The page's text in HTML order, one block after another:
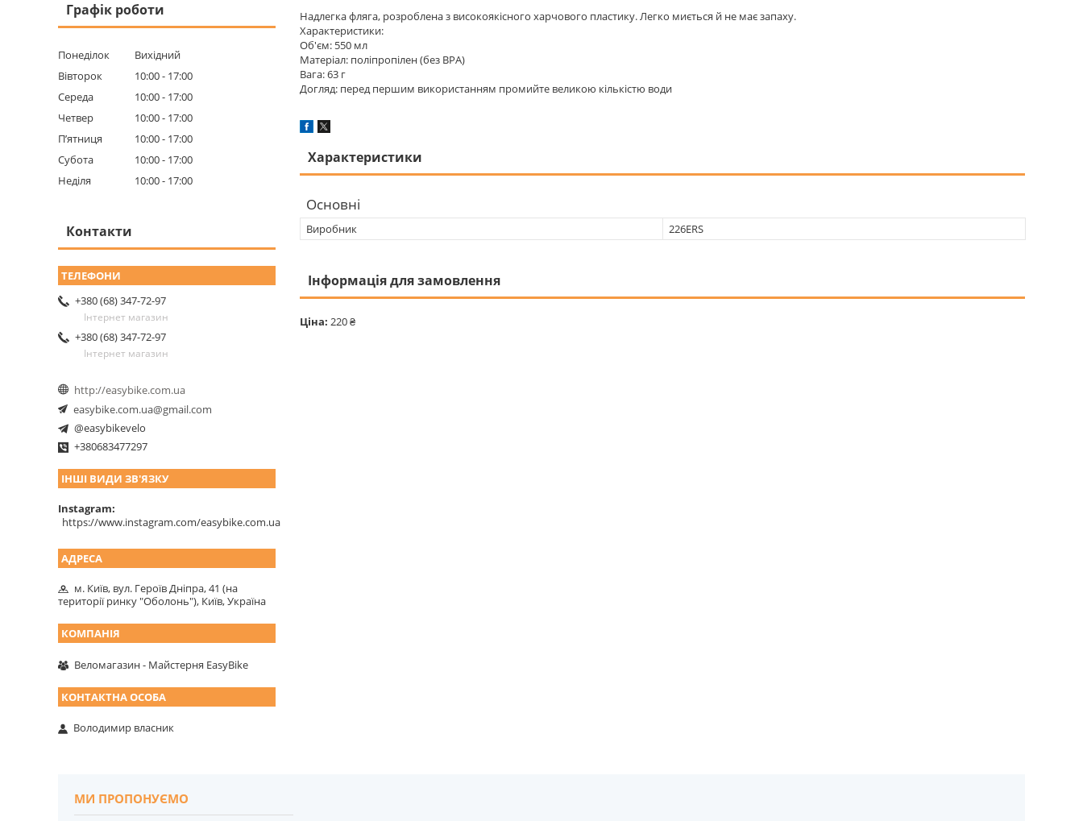
Надлегка фляга, розроблена з високоякісного харчового пластику. Легко миється й не має запаху.
Характеристики:
Об'єм: 550 мл
Матеріал: поліпропілен (без BPA)
Вага: 63 г
Догляд: перед першим використанням промийте великою кількістю води
Характеристики
Основні
Виробник 226ERS
Інформація для замовлення
Ціна: 220 ₴
Графік роботи
Понеділок
Вихідний
Вівторок
10:00
17:00
Середа
10:00
17:00
Четвер
10:00
17:00
Пʼятниця
10:00
17:00
Субота
10:00
17:00
Неділя
10:00 17:00
Контакти
+380 (68) 347-72-97
Інтернет магазин
+380 (68) 347-72-97
Інтернет магазин
http://easybike.com.ua
easybike.com.ua@gmail.com
@easybikevelo
+380683477297
ІНШІ ВИДИ ЗВ'ЯЗКУ
Instagram
https://www.instagram.com/easybike.com.ua
м. Київ, вул. Героїв Дніпра, 41 (на
території ринку "Оболонь"), Київ, Україна
Веломагазин - Майстерня EasyBike
Володимир власник
МИ ПРОПОНУЄМО